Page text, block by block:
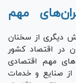
مهم
دیگری از سخنان
در اقتصاد کشور
مهم اقتصادی
صنایع و خدمات